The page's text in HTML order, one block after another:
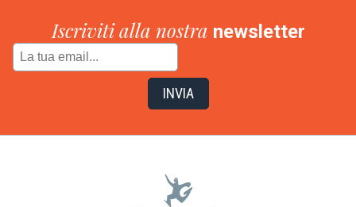
Iscriviti alla nostra newsletter